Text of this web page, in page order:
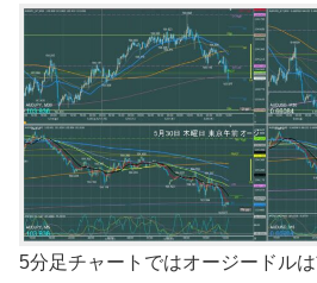
5分足チャートではオージードル